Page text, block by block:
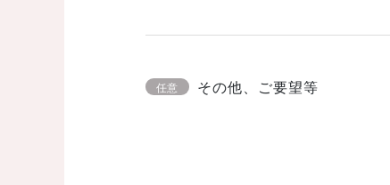
任意 その他、ご要望等